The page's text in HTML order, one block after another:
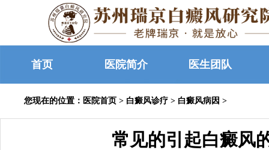
首页 医院简介 医生团队
您现在的位置： 医院首页 > 白癜风诊疗 > 白癜风病因 >
常见的引起白癜风